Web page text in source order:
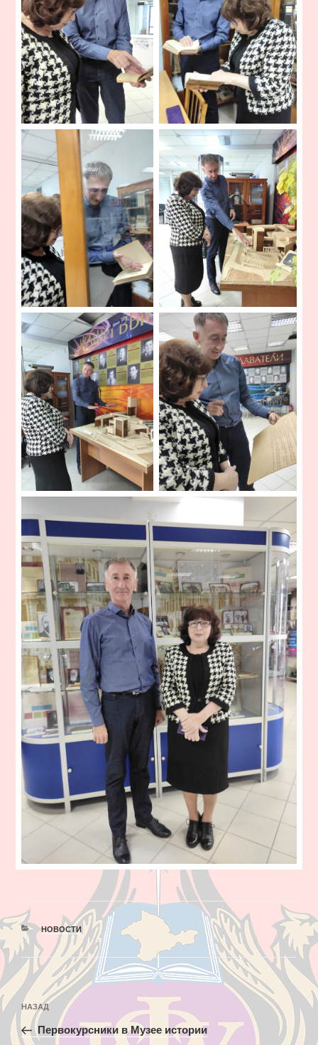
РУБРИКИ
НОВОСТИ
Навигация
по
записям
Предыдущая
запись:
НАЗАД
Первокурсники в Музее истории